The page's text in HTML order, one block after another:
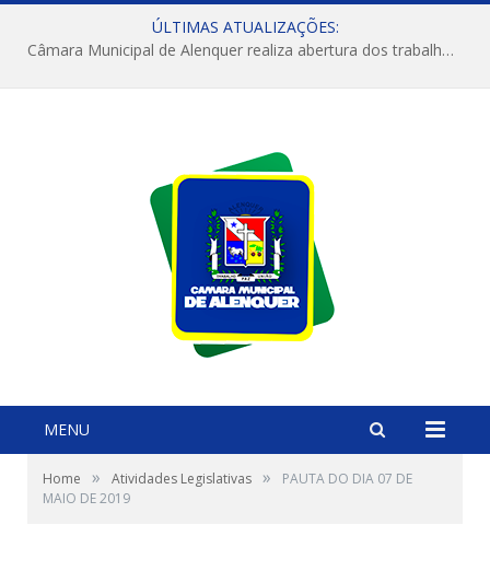
ÚLTIMAS ATUALIZAÇÕES:
Câmara Municipal de Alenquer realiza abertura dos trabalhos do 4º Período Legislativo
MENU
Home » Atividades Legislativas »
PAUTA DO DIA 07 DE
MAIO DE 2019